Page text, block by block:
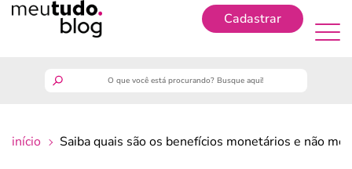
Cadastrar
início Saiba quais são os benefícios monetários e não